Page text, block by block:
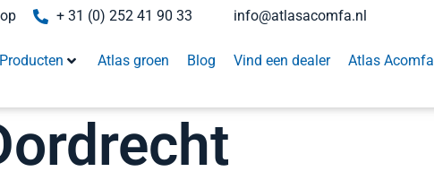
+ 31 (0) 252 41 90 33 info@atlasacomfa.nl
Producten Atlas groen Blog Vind een dealer Atlas Acomfa